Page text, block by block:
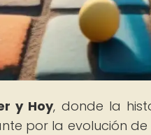
y Hoy, donde la
por la evolución